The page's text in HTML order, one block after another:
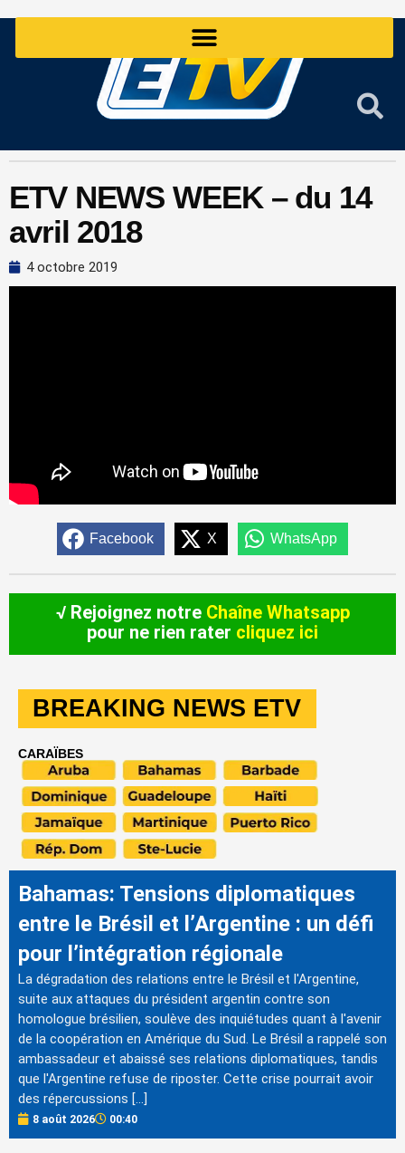
ETV NEWS WEEK – du 14
avril 2018
4 octobre 2019
Facebook X WhatsApp
√ Rejoignez notre Chaîne Whatsapp
pour ne rien rater cliquez ici
BREAKING NEWS ETV
CARAÏBES
Bahamas: Tensions diplomatiques
entre le Brésil et l’Argentine : un défi
pour l’intégration régionale
La dégradation des relations entre le Brésil et l'Argentine,
suite aux attaques du président argentin contre son
homologue brésilien, soulève des inquiétudes quant à l'avenir
de la coopération en Amérique du Sud. Le Brésil a rappelé son
ambassadeur et abaissé ses relations diplomatiques, tandis
que l'Argentine refuse de riposter. Cette crise pourrait avoir
des répercussions […]
8 août 2026 00:40